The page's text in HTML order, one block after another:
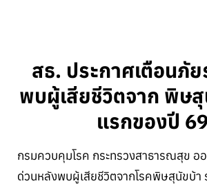
สธ. ประกาศเตือนภั
พบผู้เสียชีวิตจาก พิษ
แรกของปี 69
กรมควบคุมโรค กระทรวงสาธารณสุข อ
ด่วนหลังพบผู้เสียชีวิตจากโรคพิษสุนัขบ้า